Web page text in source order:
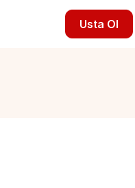
Usta Ol